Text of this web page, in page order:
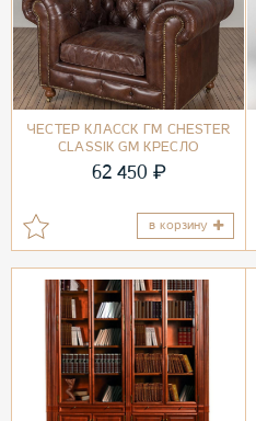
ЧЕСТЕР КЛАССК ГМ CHESTER
CLASSIK GM КРЕСЛО
62 450 ₽
в корзину